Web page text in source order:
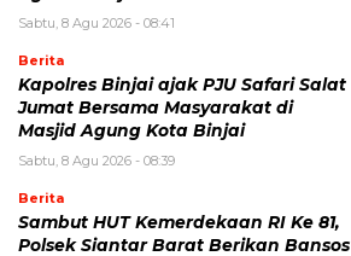
Sabtu, 8 Agu 2026 - 08:41
Berita
Kapolres Binjai ajak PJU Safari Salat
Jumat Bersama Masyarakat di
Masjid Agung Kota Binjai
Sabtu, 8 Agu 2026 - 08:39
Berita
Sambut HUT Kemerdekaan RI Ke 81,
Polsek Siantar Barat Berikan Bansos